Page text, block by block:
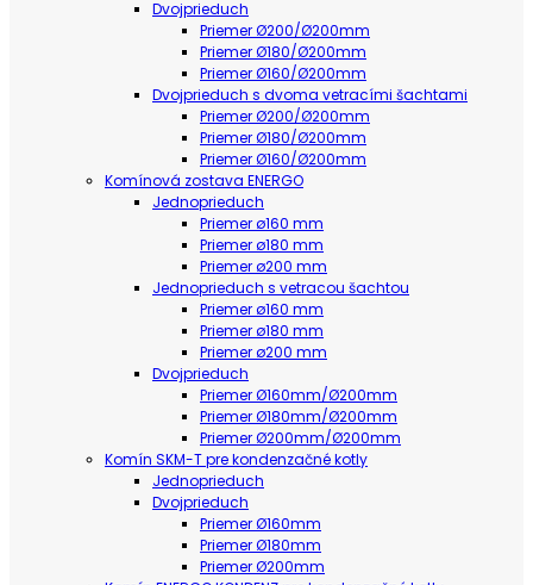
Dvojprieduch
Priemer Ø200/Ø200mm
Priemer Ø180/Ø200mm
Priemer Ø160/Ø200mm
Dvojprieduch s dvoma vetracími šachtami
Priemer Ø200/Ø200mm
Priemer Ø180/Ø200mm
Priemer Ø160/Ø200mm
Komínová zostava ENERGO
Jednoprieduch
Priemer ø160 mm
Priemer ø180 mm
Priemer ø200 mm
Jednoprieduch s vetracou šachtou
Priemer ø160 mm
Priemer ø180 mm
Priemer ø200 mm
Dvojprieduch
Priemer Ø160mm/Ø200mm
Priemer Ø180mm/Ø200mm
Priemer Ø200mm/Ø200mm
Komín SKM-T pre kondenzačné kotly
Jednoprieduch
Dvojprieduch
Priemer Ø160mm
Priemer Ø180mm
Priemer Ø200mm